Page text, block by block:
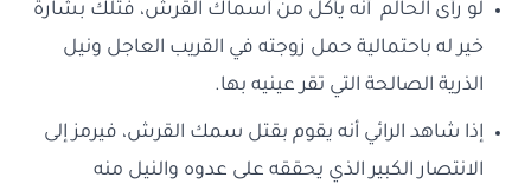
لو رأى الحالم أنه يأكل من أسماك القرش، فتلك بشارة
خير له باحتمالية حمل زوجته في القريب العاجل ونيل
الذرية الصالحة التي تقر عينيه بها.
إذا شاهد الرائي أنه يقوم بقتل سمك القرش، فيرمز إلى
الانتصار الكبير الذي يحققه على عدوه والنيل منه